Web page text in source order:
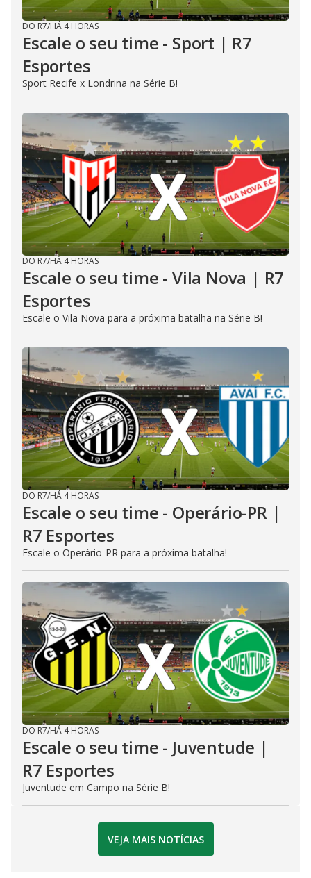
DO R7/HÁ 4 HORAS
Escale o seu time - Sport | R7
Esportes
Sport Recife x Londrina na Série B!
DO R7/HÁ 4 HORAS
Escale o seu time - Vila Nova | R7
Esportes
Escale o Vila Nova para a próxima batalha na Série B!
DO R7/HÁ 4 HORAS
Escale o seu time - Operário-PR |
R7 Esportes
Escale o Operário-PR para a próxima batalha!
DO R7/HÁ 4 HORAS
Escale o seu time - Juventude |
R7 Esportes
Juventude em Campo na Série B!
VEJA MAIS NOTÍCIAS